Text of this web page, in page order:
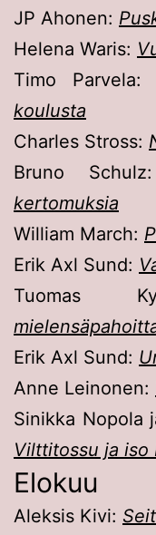
JP Ahonen:
Helena Waris:
Timo Parvela:
koulusta
Charles Stross:
Bruno
kertomuksia
William March:
Erik Axl Sund:
Tuomas
Erik Axl Sund:
Anne Leinonen:
Sinikka Nopola
Vilttitossu ja iso
Elokuu
Aleksis Kivi: